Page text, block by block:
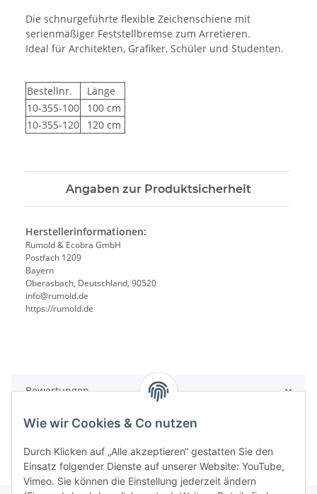
Wie wir Cookies & Co nutzen
Durch Klicken auf „Alle akzeptieren“ gestatten Sie den
Einsatz folgender Dienste auf unserer Website: YouTube,
Vimeo. Sie können die Einstellung jederzeit ändern
Die schnurgeführte flexible Zeichenschiene mit
serienmäßiger Feststellbremse zum Arretieren.
Ideal für Architekten, Grafiker, Schüler und Studenten.
Bestellnr.
Länge
10-355-100
100 cm
10-355-120
120 cm
Angaben zur Produktsicherheit
Herstellerinformationen:
Rumold & Ecobra GmbH
Postfach 1209
Bayern
Oberasbach, Deutschland, 90520
info@rumold.de
https://rumold.de
Bewertungen